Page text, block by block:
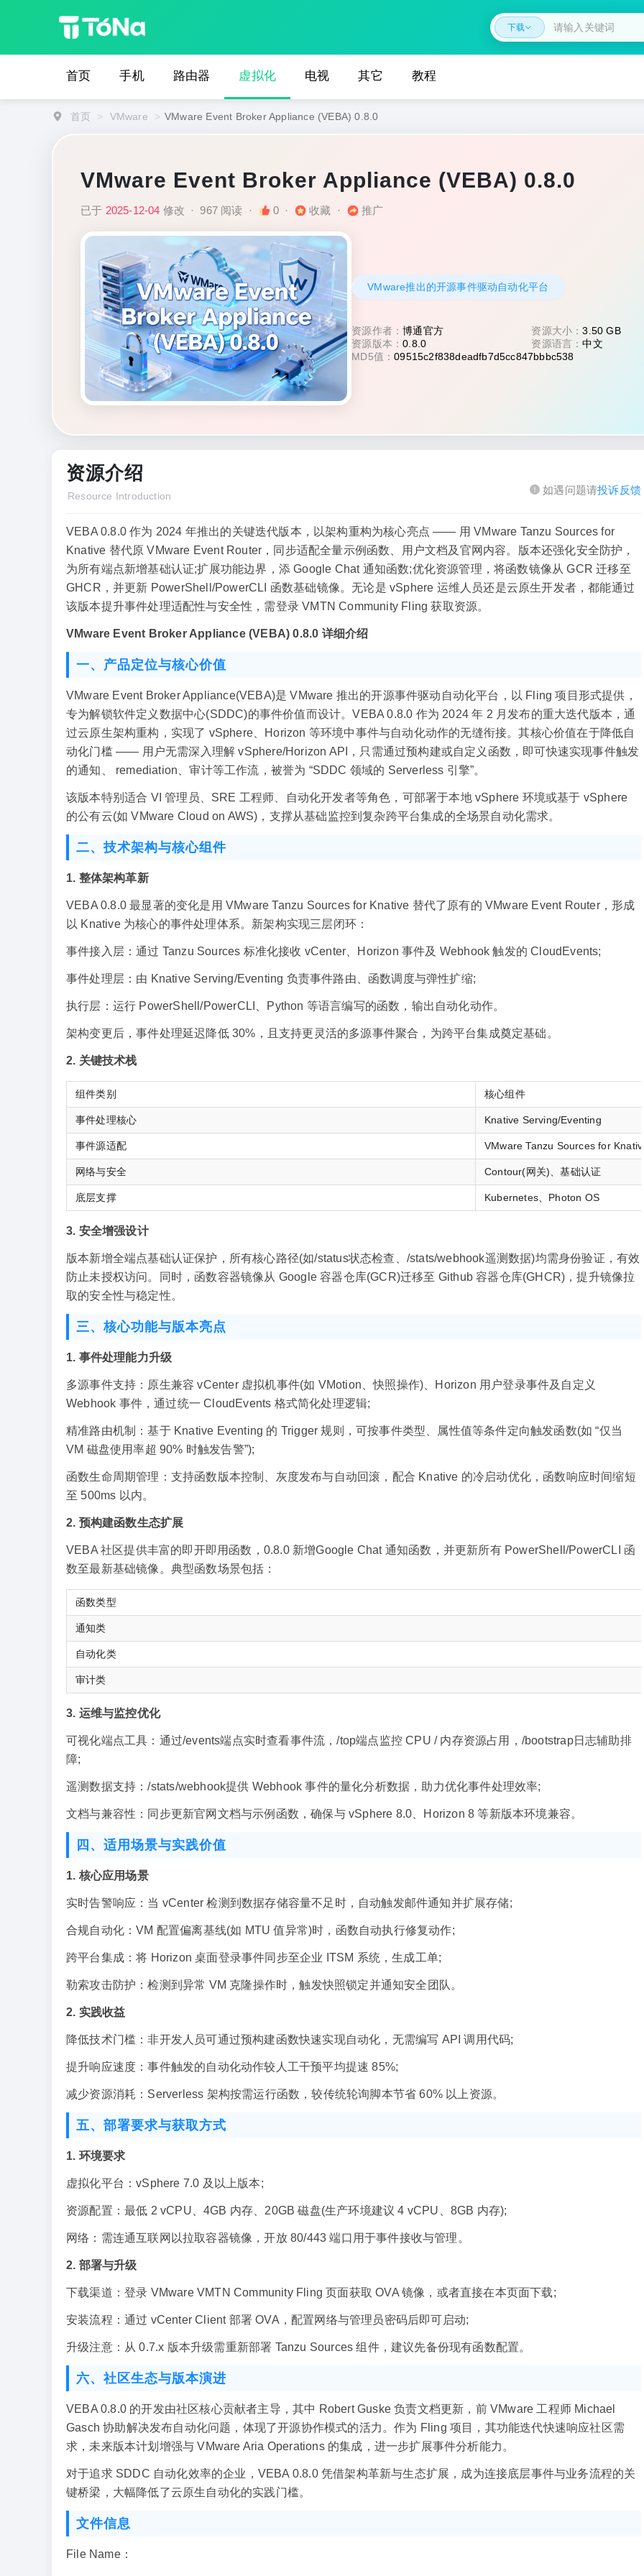
下载
首页 手机 路由器 虚拟化 电视 其它 教程
首页 > VMware > VMware Event Broker Appliance (VEBA) 0.8.0
VMware Event Broker Appliance (VEBA) 0.8.0
已于 2025-12-04 修改 · 967 阅读 · 0 · 收藏 · 推广
VMware推出的开源事件驱动自动化平台
资源作者：博通官方 资源大小：3.50 GB
资源版本：0.8.0 资源语言：中文
MD5值：09515c2f838deadfb7d5cc847bbbc538
资源介绍
Resource Introduction 如遇问题请投诉反馈
VEBA 0.8.0 作为 2024 年推出的关键迭代版本，以架构重构为核心亮点 —— 用 VMware Tanzu Sources for
Knative 替代原 VMware Event Router，同步适配全量示例函数、用户文档及官网内容。版本还强化安全防护，
为所有端点新增基础认证;扩展功能边界，添 Google Chat 通知函数;优化资源管理，将函数镜像从 GCR 迁移至
GHCR，并更新 PowerShell/PowerCLI 函数基础镜像。无论是 vSphere 运维人员还是云原生开发者，都能通过
该版本提升事件处理适配性与安全性，需登录 VMTN Community Fling 获取资源。
VMware Event Broker Appliance (VEBA) 0.8.0 详细介绍
一、产品定位与核心价值
VMware Event Broker Appliance(VEBA)是 VMware 推出的开源事件驱动自动化平台，以 Fling 项目形式提供，
专为解锁软件定义数据中心(SDDC)的事件价值而设计。VEBA 0.8.0 作为 2024 年 2 月发布的重大迭代版本，通
过云原生架构重构，实现了 vSphere、Horizon 等环境中事件与自动化动作的无缝衔接。其核心价值在于降低自
动化门槛 —— 用户无需深入理解 vSphere/Horizon API，只需通过预构建或自定义函数，即可快速实现事件触发
的通知、 remediation、审计等工作流，被誉为 “SDDC 领域的 Serverless 引擎”。
该版本特别适合 VI 管理员、SRE 工程师、自动化开发者等角色，可部署于本地 vSphere 环境或基于 vSphere
的公有云(如 VMware Cloud on AWS)，支撑从基础监控到复杂跨平台集成的全场景自动化需求。
二、技术架构与核心组件
1. 整体架构革新
VEBA 0.8.0 最显著的变化是用 VMware Tanzu Sources for Knative 替代了原有的 VMware Event Router，形成
以 Knative 为核心的事件处理体系。新架构实现三层闭环：
事件接入层：通过 Tanzu Sources 标准化接收 vCenter、Horizon 事件及 Webhook 触发的 CloudEvents;
事件处理层：由 Knative Serving/Eventing 负责事件路由、函数调度与弹性扩缩;
执行层：运行 PowerShell/PowerCLI、Python 等语言编写的函数，输出自动化动作。
架构变更后，事件处理延迟降低 30%，且支持更灵活的多源事件聚合，为跨平台集成奠定基础。
2. 关键技术栈
组件类别 核心组件
事件处理核心 Knative Serving/Eventing
事件源适配 VMware Tanzu Sources for
网络与安全 Contour(网关)、基础认证
底层支撑 Kubernetes、Photon OS
3. 安全增强设计
版本新增全端点基础认证保护，所有核心路径(如/status状态检查、/stats/webhook遥测数据)均需身份验证，有效
防止未授权访问。同时，函数容器镜像从 Google 容器仓库(GCR)迁移至 Github 容器仓库(GHCR)，提升镜像拉
取的安全性与稳定性。
三、核心功能与版本亮点
1. 事件处理能力升级
多源事件支持：原生兼容 vCenter 虚拟机事件(如 VMotion、快照操作)、Horizon 用户登录事件及自定义
Webhook 事件，通过统一 CloudEvents 格式简化处理逻辑;
精准路由机制：基于 Knative Eventing 的 Trigger 规则，可按事件类型、属性值等条件定向触发函数(如 “仅当
VM 磁盘使用率超 90% 时触发告警”);
函数生命周期管理：支持函数版本控制、灰度发布与自动回滚，配合 Knative 的冷启动优化，函数响应时间缩短
至 500ms 以内。
2. 预构建函数生态扩展
VEBA 社区提供丰富的即开即用函数，0.8.0 新增Google Chat 通知函数，并更新所有 PowerShell/PowerCLI 函
数至最新基础镜像。典型函数场景包括：
函数类型
通知类
自动化类
审计类
3. 运维与监控优化
可视化端点工具：通过/events端点实时查看事件流，/top端点监控 CPU / 内存资源占用，/bootstrap日志辅助排
障;
遥测数据支持：/stats/webhook提供 Webhook 事件的量化分析数据，助力优化事件处理效率;
文档与兼容性：同步更新官网文档与示例函数，确保与 vSphere 8.0、Horizon 8 等新版本环境兼容。
四、适用场景与实践价值
1. 核心应用场景
实时告警响应：当 vCenter 检测到数据存储容量不足时，自动触发邮件通知并扩展存储;
合规自动化：VM 配置偏离基线(如 MTU 值异常)时，函数自动执行修复动作;
跨平台集成：将 Horizon 桌面登录事件同步至企业 ITSM 系统，生成工单;
勒索攻击防护：检测到异常 VM 克隆操作时，触发快照锁定并通知安全团队。
2. 实践收益
降低技术门槛：非开发人员可通过预构建函数快速实现自动化，无需编写 API 调用代码;
提升响应速度：事件触发的自动化动作较人工干预平均提速 85%;
减少资源消耗：Serverless 架构按需运行函数，较传统轮询脚本节省 60% 以上资源。
五、部署要求与获取方式
1. 环境要求
虚拟化平台：vSphere 7.0 及以上版本;
资源配置：最低 2 vCPU、4GB 内存、20GB 磁盘(生产环境建议 4 vCPU、8GB 内存);
网络：需连通互联网以拉取容器镜像，开放 80/443 端口用于事件接收与管理。
2. 部署与升级
下载渠道：登录 VMware VMTN Community Fling 页面获取 OVA 镜像，或者直接在本页面下载;
安装流程：通过 vCenter Client 部署 OVA，配置网络与管理员密码后即可启动;
升级注意：从 0.7.x 版本升级需重新部署 Tanzu Sources 组件，建议先备份现有函数配置。
六、社区生态与版本演进
VEBA 0.8.0 的开发由社区核心贡献者主导，其中 Robert Guske 负责文档更新，前 VMware 工程师 Michael
Gasch 协助解决发布自动化问题，体现了开源协作模式的活力。作为 Fling 项目，其功能迭代快速响应社区需
求，未来版本计划增强与 VMware Aria Operations 的集成，进一步扩展事件分析能力。
对于追求 SDDC 自动化效率的企业，VEBA 0.8.0 凭借架构革新与生态扩展，成为连接底层事件与业务流程的关
键桥梁，大幅降低了云原生自动化的实践门槛。
文件信息
File Name：